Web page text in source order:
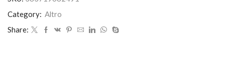
Category: Altro
Share: